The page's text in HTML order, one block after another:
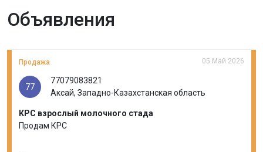
Объявления
Продажа 05 Май 2026
77
77079083821
Аксай, Западно-Казахстанская область
КРС взрослый молочного стада
Продам КРС